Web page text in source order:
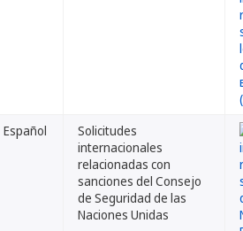
Español
Solicitudes
internacionales
relacionadas con
sanciones del Consejo
de Seguridad de las
Naciones Unidas